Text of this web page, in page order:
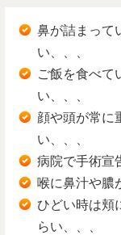
鼻が詰まって
い、、、
ご飯を食べて
い、、、
顔や頭が常に
い、、、
病院で手術宣
喉に鼻汁や膿
ひどい時は頬
らい、、、